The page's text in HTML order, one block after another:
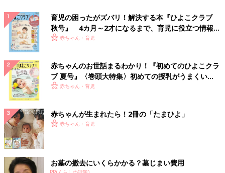
育児の困ったがズバリ！解決する本『ひよこクラブ
秋号』 4カ月～2才になるまで、育児に役立つ情報が
いっぱい！
赤ちゃん・育児
赤ちゃんのお世話まるわかり！『初めてのひよこクラ
ブ 夏号』〈巻頭大特集〉初めての授乳がうまくい
く！ おっぱい・ミルクの基本と夏のトラブル 解決テ
赤ちゃん・育児
赤ちゃんが生まれたら！2冊の「たまひよ」
赤ちゃん・育児
お墓の撤去にいくらかかる？墓じまい費用